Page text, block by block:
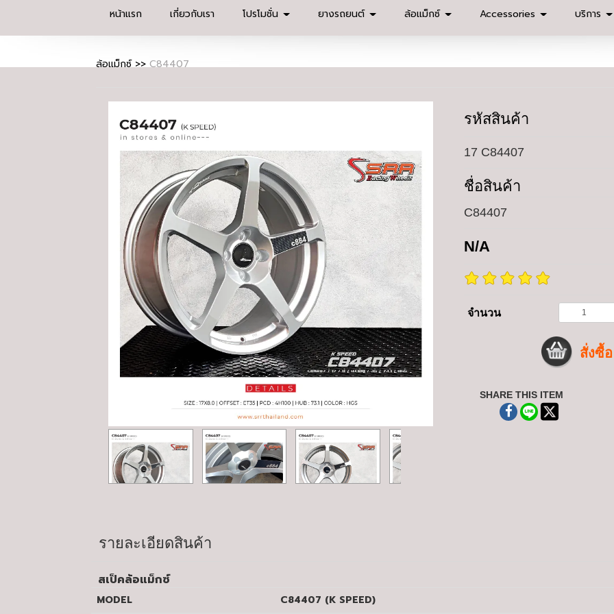
หน้าแรก เกี่ยวกับเรา โปรโมชั่น ยางรถยนต์ ล้อแม็กซ์ Accessories บริการ
ล้อแม็กซ์>>C84407
รหัสสินค้า
17 C84407
ชื่อสินค้า
C84407
N/A
จำนวน
สั่งซื้อ
SHARE THIS ITEM
รายละเอียดสินค้า
สเป็คล้อแม็กซ์
MODEL C84407 (K SPEED)